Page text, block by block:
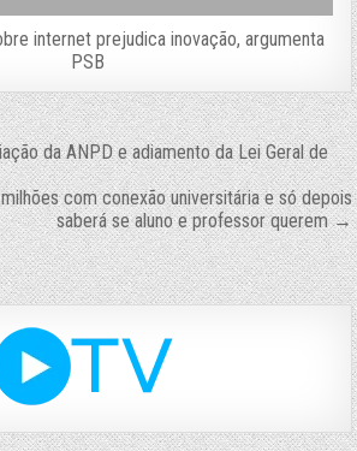
internet prejudica inovação, argumenta
PSB
da ANPD e adiamento da Lei Geral de
com conexão universitária e só depois
saberá se aluno e professor querem →